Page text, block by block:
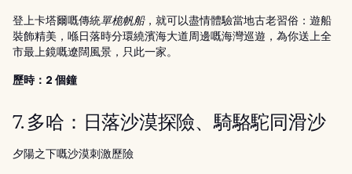
登上卡塔爾嘅傳統單桅帆船，就可以盡情體驗當地古老習俗：遊船
裝飾精美，喺日落時分環繞濱海大道周邊嘅海灣巡遊，為你送上全
市最上鏡嘅遼闊風景，只此一家。
歷時：2 個鐘
7. 多哈：日落沙漠探險、騎駱駝同滑沙
夕陽之下嘅沙漠刺激歷險